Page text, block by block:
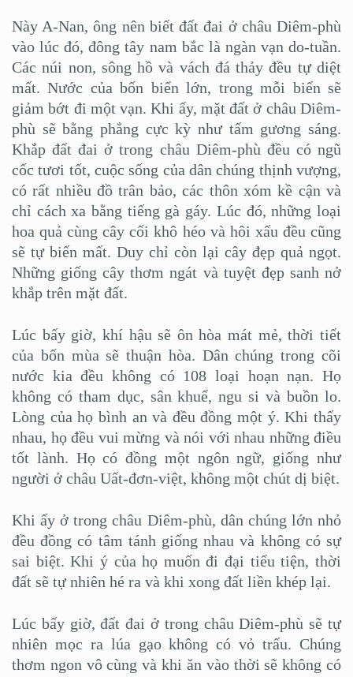
Này A-Nan, ông nên biết đất đai ở châu Diêm-phù
vào lúc đó, đông tây nam bắc là ngàn vạn do-tuần.
Các núi non, sông hồ và vách đá thảy đều tự diệt
mất. Nước của bốn biển lớn, trong mỗi biển sẽ
giảm bớt đi một vạn. Khi ấy, mặt đất ở châu Diêm-
phù sẽ bằng phẳng cực kỳ như tấm gương sáng.
Khắp đất đai ở trong châu Diêm-phù đều có ngũ
cốc tươi tốt, cuộc sống của dân chúng thịnh vượng,
có rất nhiều đồ trân bảo, các thôn xóm kề cận và
chỉ cách xa bằng tiếng gà gáy. Lúc đó, những loại
hoa quả cùng cây cối khô héo và hôi xấu đều cũng
sẽ tự biến mất. Duy chỉ còn lại cây đẹp quả ngọt.
Những giống cây thơm ngát và tuyệt đẹp sanh nở
khắp trên mặt đất.
Lúc bấy giờ, khí hậu sẽ ôn hòa mát mẻ, thời tiết
của bốn mùa sẽ thuận hòa. Dân chúng trong cõi
nước kia đều không có 108 loại hoạn nạn. Họ
không có tham dục, sân khuể, ngu si và buồn lo.
Lòng của họ bình an và đều đồng một ý. Khi thấy
nhau, họ đều vui mừng và nói với nhau những điều
tốt lành. Họ có đồng một ngôn ngữ, giống như
người ở châu Uất-đơn-việt, không một chút dị biệt.
Khi ấy ở trong châu Diêm-phù, dân chúng lớn nhỏ
đều đồng có tâm tánh giống nhau và không có sự
sai biệt. Khi ý của họ muốn đi đại tiểu tiện, thời
đất sẽ tự nhiên hé ra và khi xong đất liền khép lại.
Lúc bấy giờ, đất đai ở trong châu Diêm-phù sẽ tự
nhiên mọc ra lúa gạo không có vỏ trấu. Chúng
thơm ngon vô cùng và khi ăn vào thời sẽ không có